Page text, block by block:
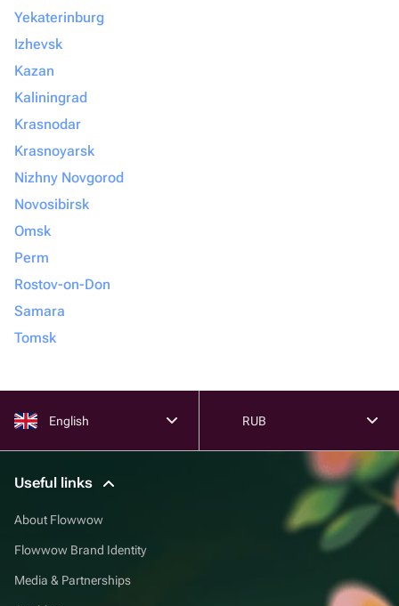
Yekaterinburg
Izhevsk
Kazan
Kaliningrad
Krasnodar
Krasnoyarsk
Nizhny Novgorod
Novosibirsk
Omsk
Perm
Rostov-on-Don
Samara
Tomsk
English RUB
Useful links
About Flowwow
Flowwow Brand Identity
Media & Partnerships